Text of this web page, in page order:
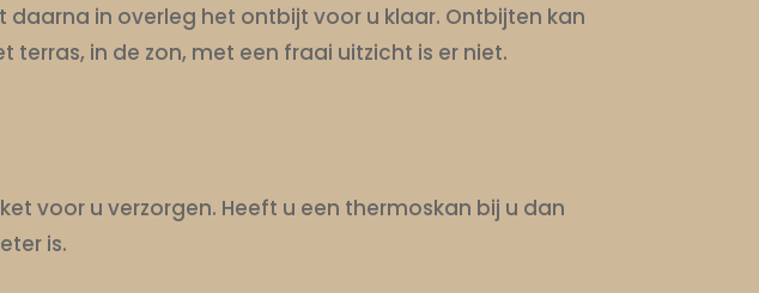
daarna in overleg het ontbijt voor u klaar. Ontbijten kan
in de zon, met een fraai uitzicht is er niet.
voor u verzorgen. Heeft u een thermoskan bij u dan
is.